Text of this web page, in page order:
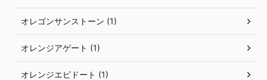
オレゴンサンストーン (1)
オレンジアゲート (1)
オレンジエピドート (1)